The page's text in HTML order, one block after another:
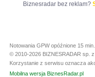
Biznesradar bez reklam?
Notowania GPW opóźnione 15 min.
© 2010-2026 BIZNESRADAR sp.
Korzystanie z serwisu oznacza
Mobilna wersja BiznesRadar.pl